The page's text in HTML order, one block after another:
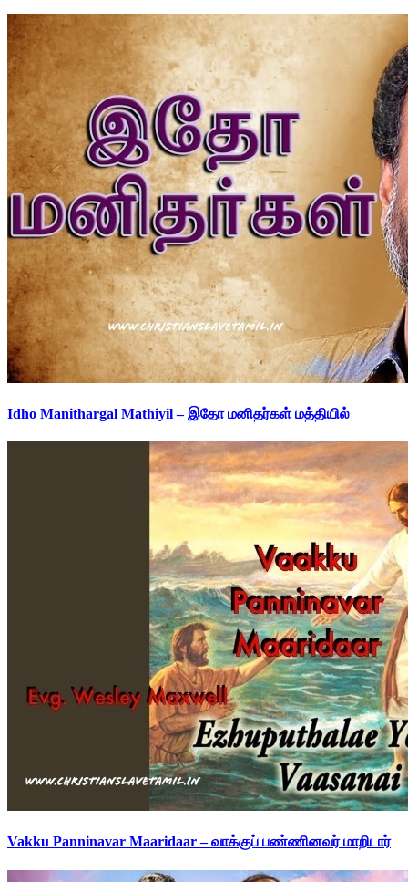
Idho Manithargal Mathiyil – இதோ மனிதர்கள் மத்தியில்
Vakku Panninavar Maaridaar – வாக்குப் பண்ணினவர் மாறிடார்